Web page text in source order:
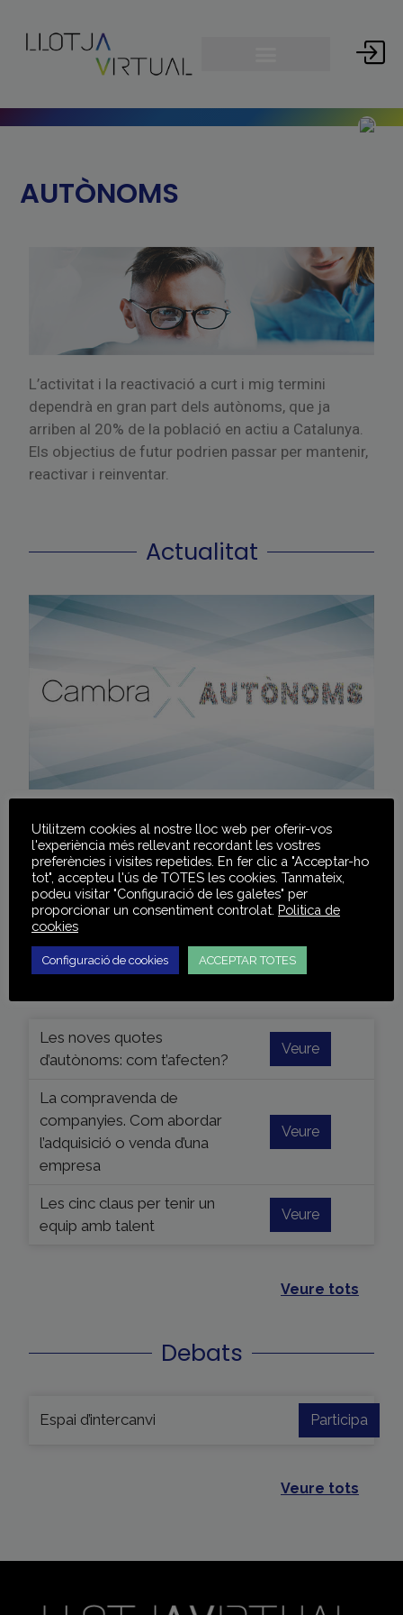
AUTÒNOMS
L’activitat i la reactivació a curt i mig termini
dependrà en gran part dels autònoms, que ja
arriben al 20% de la població en actiu a Catalunya.
Els objectius de futur podrien passar per mantenir,
reactivar i reinventar.
Actualitat
Esdeveniments
agost de 2026
Recursos
Les noves quotes
d’autònoms: com t’afecten?
Veure
La compravenda de
companyies. Com abordar
l’adquisició o venda d’una
empresa
Veure
Les cinc claus per tenir un
equip amb talent
Veure
Debats
Espai d’intercanvi Participa
Utilitzem cookies al nostre lloc web per oferir-vos
l'experiència més rellevant recordant les vostres
preferències i visites repetides. En fer clic a "Acceptar-ho
tot", accepteu l'ús de TOTES les cookies. Tanmateix,
podeu visitar "Configuració de les galetes" per
proporcionar un consentiment controlat. Politica de
cookies
Configuració de cookies ACCEPTAR TOTES